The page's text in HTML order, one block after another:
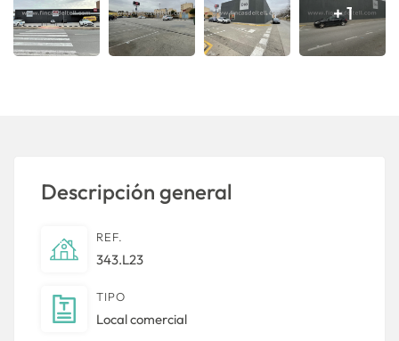
+ 1
Descripción general
REF.
343.L23
TIPO
Local comercial